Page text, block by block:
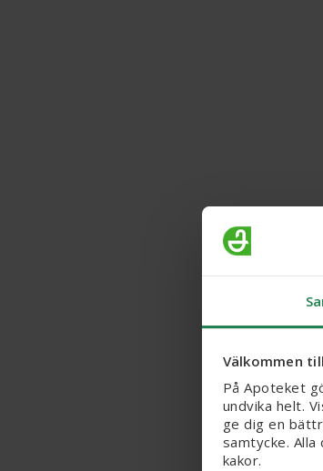
Välkommen
På Apoteket
undvika helt.
ge dig en
samtycke.
kakor.